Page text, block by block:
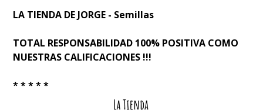
LA TIENDA DE JORGE - Semillas
TOTAL RESPONSABILIDAD 100% POSITIVA COMO
NUESTRAS CALIFICACIONES !!!
* * * * *